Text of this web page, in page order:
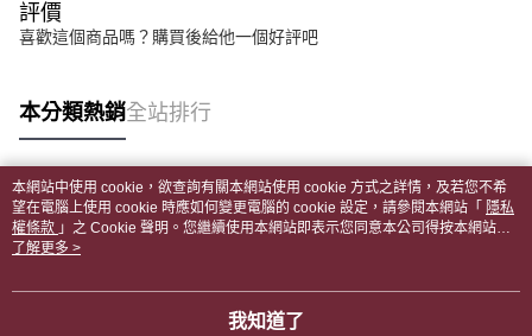
評價
喜歡這個商品嗎？購買後給他一個好評吧
本分類熱銷全站排行
熱門標籤
本網站中使用 cookie，欲查詢有關本網站使用 cookie 方式之詳情，及若您不希
望在電腦上使用 cookie 時應如何變更電腦的 cookie 設定，請參閱本網站「 隱私
權條款 」之 Cookie 聲明。您繼續使用本網站即表示您同意本公司得按本網站使
用條款之 Cookie 聲明使用 cookie。
了解更多 >
我知道了